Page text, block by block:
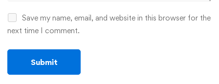
Save my name, email, and website in this browser for the
next time I comment.